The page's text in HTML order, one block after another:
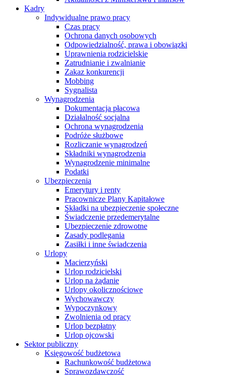
Kadry
Indywidualne prawo pracy
Czas pracy
Ochrona danych osobowych
Odpowiedzialność, prawa i obowiązki
Uprawnienia rodzicielskie
Zatrudnianie i zwalnianie
Zakaz konkurencji
Mobbing
Sygnalista
Wynagrodzenia
Dokumentacja płacowa
Działalność socjalna
Ochrona wynagrodzenia
Podróże służbowe
Rozliczanie wynagrodzeń
Składniki wynagrodzenia
Wynagrodzenie minimalne
Podatki
Ubezpieczenia
Emerytury i renty
Pracownicze Plany Kapitałowe
Składki na ubezpieczenie społeczne
Świadczenie przedemerytalne
Ubezpieczenie zdrowotne
Zasady podlegania
Zasiłki i inne świadczenia
Urlopy
Macierzyński
Urlop rodzicielski
Urlop na żądanie
Urlopy okolicznościowe
Wychowawczy
Wypoczynkowy
Zwolnienia od pracy
Urlop bezpłatny
Urlop ojcowski
Sektor publiczny
Księgowość budżetowa
Rachunkowość budżetowa
Sprawozdawczość